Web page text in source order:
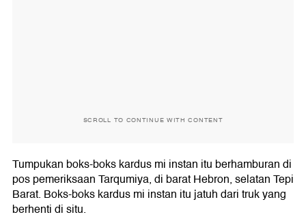
SCROLL TO CONTINUE WITH CONTENT
Tumpukan boks-boks kardus mi instan itu berhamburan di
pos pemeriksaan Tarqumiya, di barat Hebron, selatan Tepi
Barat. Boks-boks kardus mi instan itu jatuh dari truk yang
berhenti di situ.